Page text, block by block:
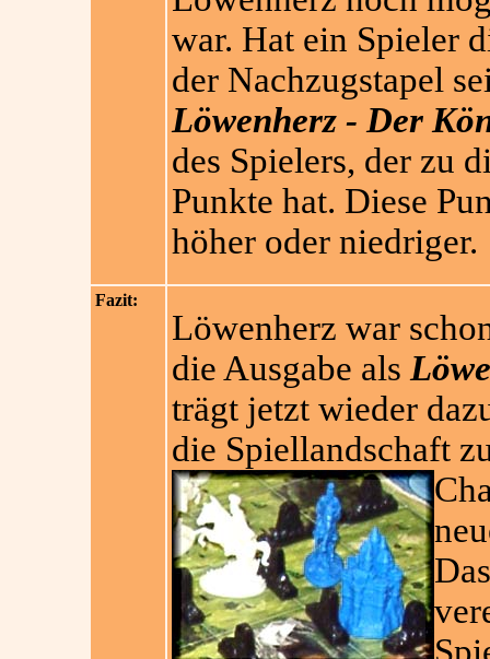
war. Hat ein Spieler
der Nachzugstapel
Löwenherz - Der
des Spielers, der zu
Punkte hat. Diese
höher oder niedriger.
Fazit:
Löwenherz war
die Ausgabe als
trägt jetzt wieder
die Spiellandschaft